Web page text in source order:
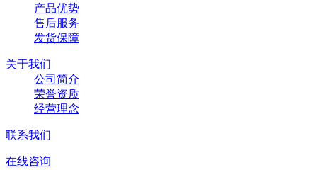
产品优势
售后服务
发货保障
关于我们
公司简介
荣誉资质
经营理念
联系我们
在线咨询